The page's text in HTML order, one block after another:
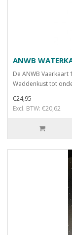
ANWB
De ANWB
Waddenkust tot
€24,95
Excl. BTW: €20,62